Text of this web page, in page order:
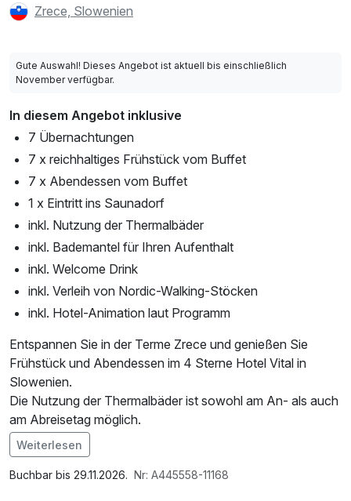
Zrece, Slowenien
Gute Auswahl! Dieses Angebot ist aktuell bis einschließlich
November verfügbar.
In diesem Angebot inklusive
7 Übernachtungen
7 x reichhaltiges Frühstück vom Buffet
7 x Abendessen vom Buffet
1 x Eintritt ins Saunadorf
inkl. Nutzung der Thermalbäder
inkl. Bademantel für Ihren Aufenthalt
inkl. Welcome Drink
inkl. Verleih von Nordic-Walking-Stöcken
inkl. Hotel-Animation laut Programm
Entspannen Sie in der Terme Zrece und genießen Sie
Frühstück und Abendessen im 4 Sterne Hotel Vital in
Slowenien.
Die Nutzung der Thermalbäder ist sowohl am An- als auch
am Abreisetag möglich.
Im Angebot enthalten
1 x Welcome Drink
Weiterlesen
Buchbar bis 29.11.2026. Nr: A445558-11168